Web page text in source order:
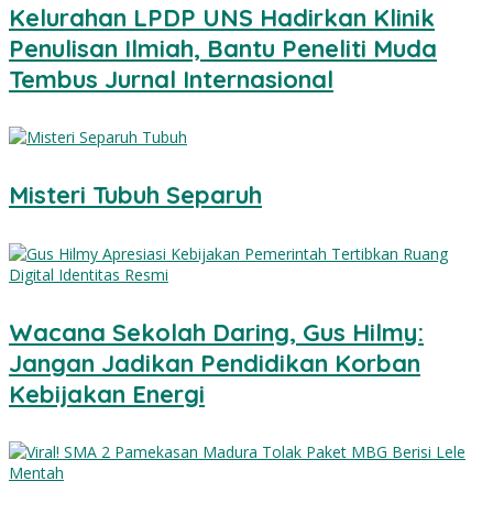
Kelurahan LPDP UNS Hadirkan Klinik
Penulisan Ilmiah, Bantu Peneliti Muda
Tembus Jurnal Internasional
Misteri Tubuh Separuh
Wacana Sekolah Daring, Gus Hilmy:
Jangan Jadikan Pendidikan Korban
Kebijakan Energi